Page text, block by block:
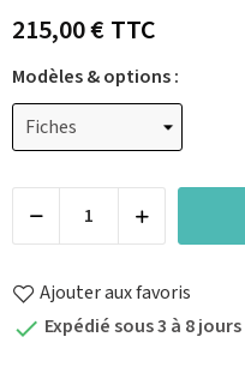
215,00 €TTC
Modèles & options :
Ajouter aux favoris
 Expédié sous 3 à 8 jours